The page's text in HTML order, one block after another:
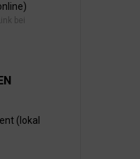
bei
(lokal